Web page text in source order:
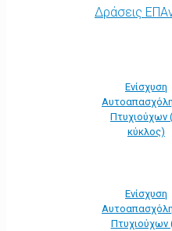
Δράσεις
Ενίσχυση
Πτυχιούχων
κύκλος)
Ενίσχυση
Πτυχιούχων